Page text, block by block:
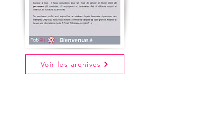
Voir les archives